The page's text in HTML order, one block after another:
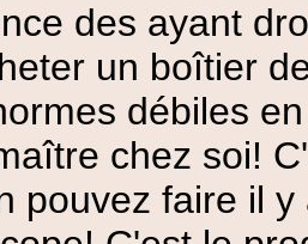
des ayant
un boîtier
débiles
chez soi!
pouvez faire il